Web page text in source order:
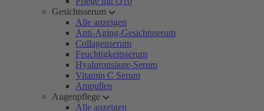
Gesichtsserum
Alle anzeigen
Anti-Aging-Gesichtsserum
Collagenserum
Feuchtigkeitsserum
Hyaluronsäure-Serum
Vitamin C Serum
Ampullen
Augenpflege
Alle anzeigen